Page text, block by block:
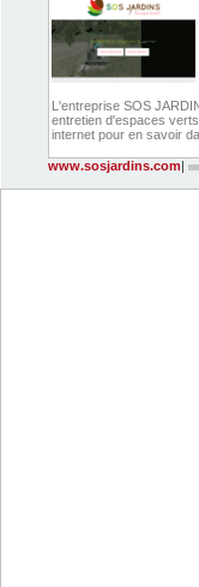
L'entreprise SOS
entretien d'espaces
internet pour en savoir
www.sosjardins.com|